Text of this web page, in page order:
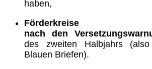
haben,
Förderkreise
nach den
des zweiten Halbjahrs
Blauen Briefen).